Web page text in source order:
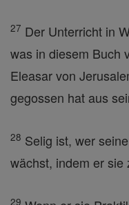
27 Der Unterricht in
was in diesem Buch
Eleasar von
gegossen hat aus
28 Selig ist, wer
wächst, indem er sie
29